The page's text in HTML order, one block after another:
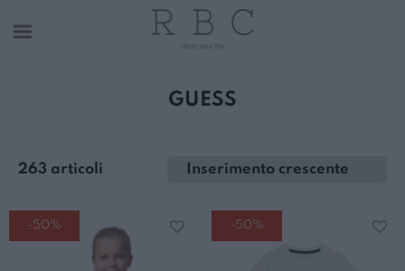
GUESS
263 articoli
-50% -50%